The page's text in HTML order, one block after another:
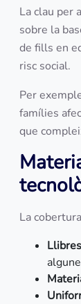
La clau per
sobre la
de fills en
risc social.
Per
famílies
que
La